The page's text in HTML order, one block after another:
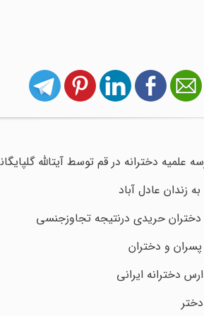
علمیه دخترانه در قم توسط آیت‏الله
زندان عادل آباد
دختران حریدی درنتیجه تجاوزجنسی
و دختران
دخترانه ایرانی